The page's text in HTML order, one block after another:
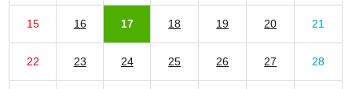
15 16 17 18 19 20 21
22 23 24 25 26 27 28